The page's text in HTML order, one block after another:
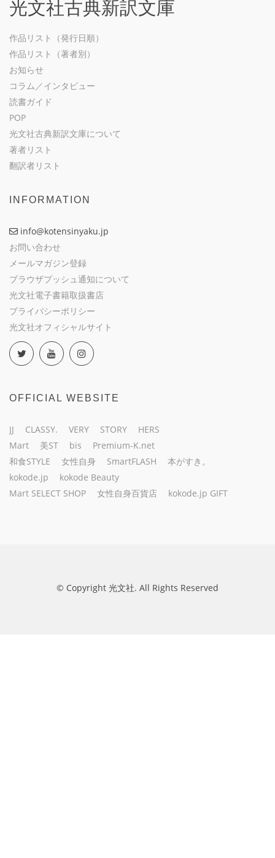
光文社古典新訳文庫
作品リスト（発行日順）
作品リスト（著者別）
お知らせ
コラム／インタビュー
読書ガイド
POP
光文社古典新訳文庫について
著者リスト
翻訳者リスト
INFORMATION
info@kotensinyaku.jp
お問い合わせ
メールマガジン登録
ブラウザプッシュ通知について
光文社電子書籍取扱書店
プライバシーポリシー
光文社オフィシャルサイト
OFFICIAL WEBSITE
JJ CLASSY. VERY STORY
HERS
Mart
美ST bis
Premium-K.net
和食STYLE
女性自身 SmartFLASH
本がすき。
kokode.jp
kokode Beauty
Mart SELECT SHOP
女性自身百貨店 kokode.jp GIFT
© Copyright 光文社. All Rights Reserved